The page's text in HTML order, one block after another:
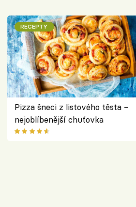
RECEPTY
Pizza šneci z listového těsta –
nejoblíbenější chuťovka